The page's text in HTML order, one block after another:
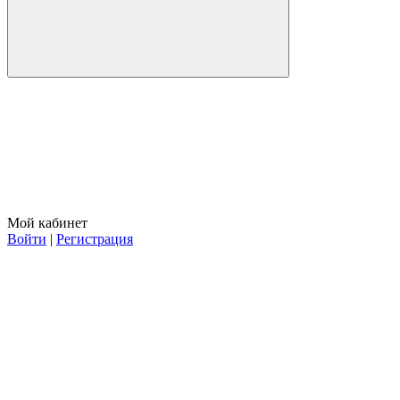
Мой кабинет
Войти | Регистрация